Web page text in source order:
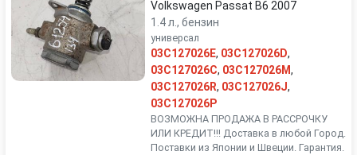
Volkswagen Passat B6 2007
1.4 л., бензин
универсал
03C127026E, 03C127026D,
03C127026C, 03C127026M,
03C127026R, 03C127026J,
03C127026P
ВОЗМОЖНА ПРОДАЖА В РАССРОЧКУ
ИЛИ КРЕДИТ!!! Доставка в любой Город.
Поставки из Японии и Швеции. Гарантия.